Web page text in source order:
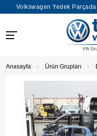
Volkswagen Yedek Parçada
Anasayfa Ürün Grupları